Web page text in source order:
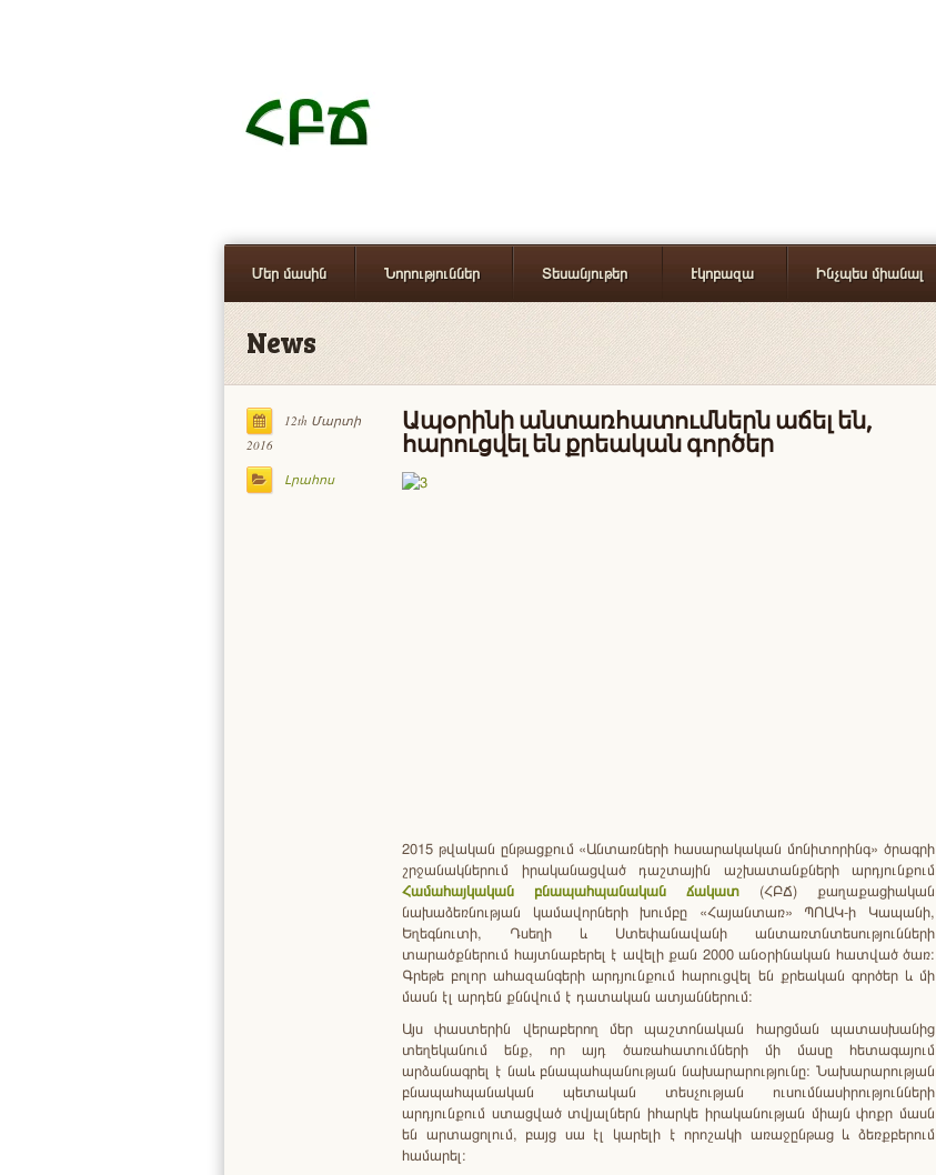
Մեր մասին Նորություններ Տեսանյութեր Էկոբազա Ինչպես միանալ
News
12th Մարտի
2016
Լրահոս
Ապօրինի անտառհատումներն աճել են,
հարուցվել են քրեական գործեր
2015 թվական ընթացքում «Անտառների հասարակական մոնիտորինգ» ծրագրի
շրջանակներում իրականացված դաշտային աշխատանքների արդյունքում
Համահայկական բնապահպանական ճակատ
(ՀԲՃ) քաղաքացիական
նախաձեռնության կամավորների խումբը «Հայանտառ» ՊՈԱԿ-ի Կապանի,
Եղեգնուտի, Դսեղի և Ստեփանավանի անտառտնտեսությունների
տարածքներում հայտնաբերել է ավելի քան 2000 անօրինական հատված ծառ։
Գրեթե բոլոր ահազանգերի արդյունքում հարուցվել են քրեական գործեր և մի
մասն էլ արդեն քննվում է դատական ատյաններում։
Այս փաստերին վերաբերող մեր պաշտոնական հարցման պատասխանից
տեղեկանում ենք, որ այդ ծառահատումների մի մասը հետագայում
արձանագրել է նաև բնապահպանության նախարարությունը։ Նախարարության
բնապահպանական պետական տեսչության ուսումնասիրությունների
արդյունքում ստացված տվյալներն իհարկե իրականության միայն փոքր մասն
են արտացոլում, բայց սա էլ կարելի է որոշակի առաջընթաց և ձեռքբերում
համարել։